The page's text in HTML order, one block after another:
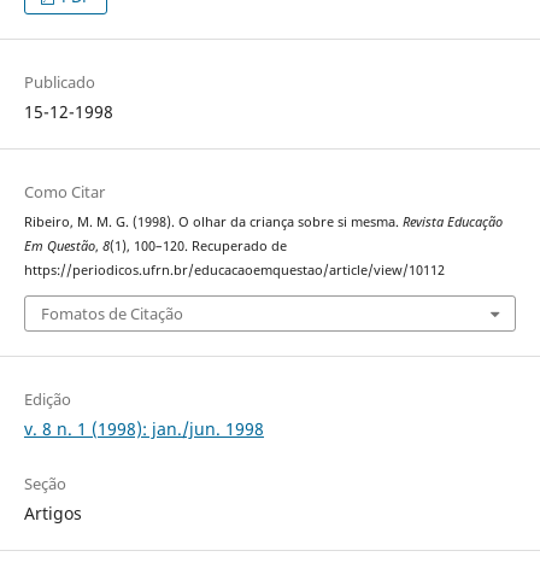
Publicado
15-12-1998
Como Citar
Ribeiro, M. M. G. (1998). O olhar da criança sobre si mesma. Revista Educação
Em Questão, 8(1), 100–120. Recuperado de
https://periodicos.ufrn.br/educacaoemquestao/article/view/10112
Fomatos de Citação
Edição
v. 8 n. 1 (1998): jan./jun. 1998
Seção
Artigos